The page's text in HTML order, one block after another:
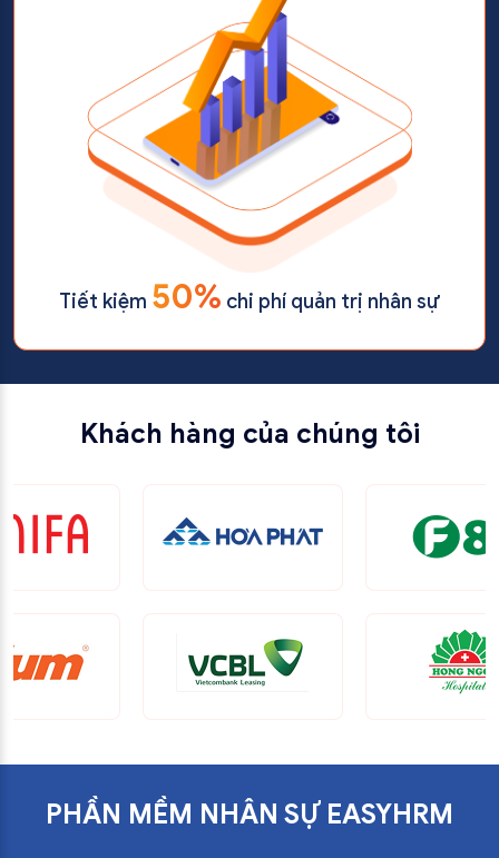
Tiết kiệm 50% chi phí quản trị nhân sự
Khách hàng của chúng tôi
PHẦN MỀM NHÂN SỰ EASYHRM